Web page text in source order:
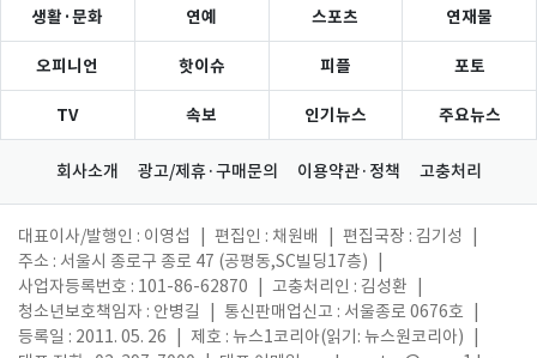
생활·문화 연예 스포츠 연재물
오피니언 핫이슈 피플 포토
TV 속보 인기뉴스 주요뉴스
회사소개 광고/제휴·구매문의 이용약관·정책 고충처리
대표이사/발행인 : 이영섭 편집인 : 채원배 편집국장 : 김기성
주소 : 서울시 종로구 종로 47 (공평동,SC빌딩17층)
사업자등록번호 : 101-86-62870
고충처리인 : 김성환
청소년보호책임자 : 안병길
통신판매업신고 : 서울종로 0676호
등록일 : 2011. 05. 26
제호 : 뉴스1코리아(읽기: 뉴스원코리아)